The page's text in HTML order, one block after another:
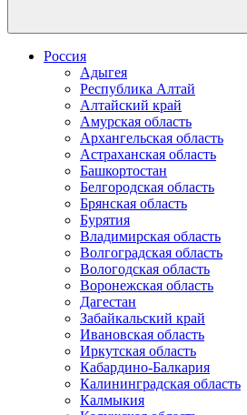
Россия
Адыгея
Республика Алтай
Алтайский край
Амурская область
Архангельская область
Астраханская область
Башкортостан
Белгородская область
Брянская область
Бурятия
Владимирская область
Волгоградская область
Вологодская область
Воронежская область
Дагестан
Забайкальский край
Ивановская область
Иркутская область
Кабардино-Балкария
Калининградская область
Калмыкия